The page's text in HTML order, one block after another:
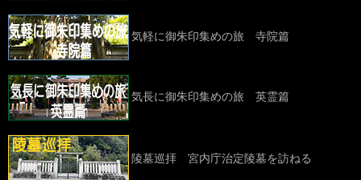
気軽に御朱印集めの旅 寺院篇
気長に御朱印集めの旅 英霊篇
陵墓巡拝 宮内庁治定陵墓を訪ねる